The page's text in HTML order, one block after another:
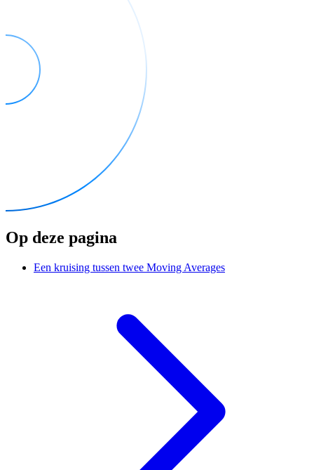
Op deze pagina
Een kruising tussen twee Moving Averages